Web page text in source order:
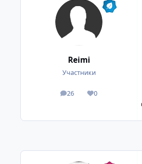
Reimi
Участники
26
посты 0
Репутация